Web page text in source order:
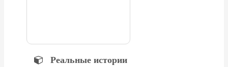
Реальные истории